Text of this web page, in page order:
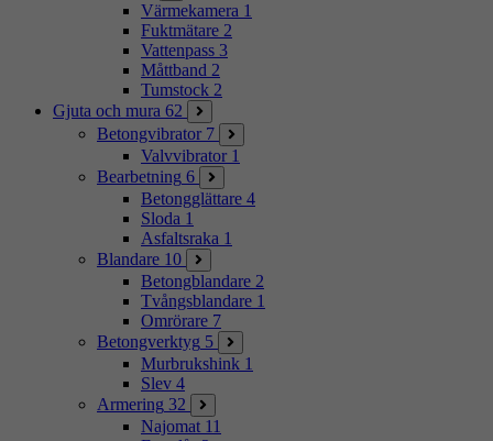
Värmekamera 1
Fuktmätare 2
Vattenpass 3
Måttband 2
Tumstock 2
Gjuta och mura 62
Betongvibrator 7
Valvvibrator 1
Bearbetning 6
Betongglättare 4
Sloda 1
Asfaltsraka 1
Blandare 10
Betongblandare 2
Tvångsblandare 1
Omrörare 7
Betongverktyg 5
Murbrukshink 1
Slev 4
Armering 32
Najomat 11